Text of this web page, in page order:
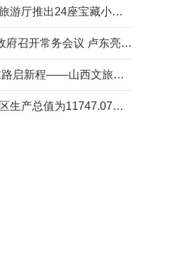
山西省文化和旅游厅推出24座宝藏小城慢游清单 推动旅游从打卡观光向沉浸式体验转型
7月27日，省政府召开常务会议 卢东亮主持
晋韵连暹罗 丝路启新程——山西文旅专题推介活动在泰国曼谷成功举办
上半年全省地区生产总值为11747.07亿元